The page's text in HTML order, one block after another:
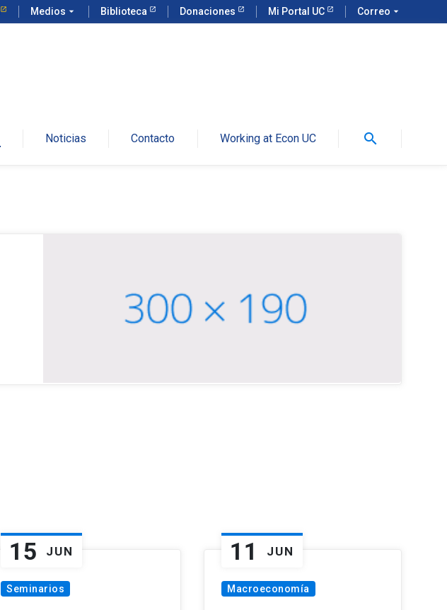
Medios arrow_drop_down Biblioteca Donaciones Mi Portal UC Correo arrow_drop_down
Noticias Contacto Working at Econ UC search
15 JUN
Seminarios
11 JUN
Macroeconomía